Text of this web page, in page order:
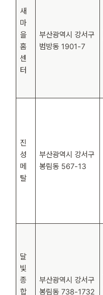
새
마
을
홈
센
터
부산광역시 강서구
범방동 1901-7
진
성
메
탈
부산광역시 강서구
봉림동 567-13
달
빛
종
합
부산광역시 강서구
봉림동 738-1732